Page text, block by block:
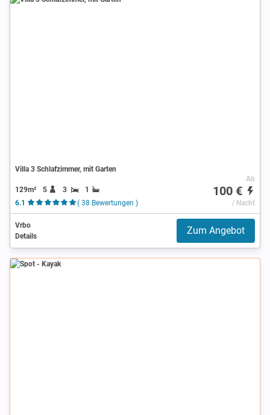
Villa 3 Schlafzimmer, mit Garten
129m² 5 3
1
6.1
( 38 Bewertungen )
Ab
100 €
/ Nacht
Vrbo
Details
Zum Angebot
Spot